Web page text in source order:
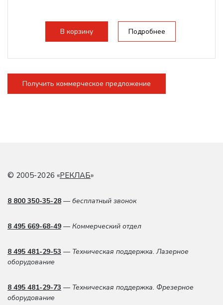
В корзину Подробнее
Получить коммерческое предложение
© 2005-2026 «РЕКЛАБ»
8 800 350-35-28 — бесплатный звонок
8 495 669-68-49 — Коммерческий отдел
8 495 481-29-53 — Техническая поддержка. Лазерное
оборудование
8 495 481-29-73 — Техническая поддержка. Фрезерное
оборудование